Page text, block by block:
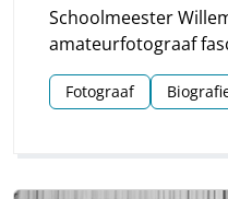
Schoolmeester
amateurfotograaf
Linde en omgeving.
schoolkinderen,
Fotograaf